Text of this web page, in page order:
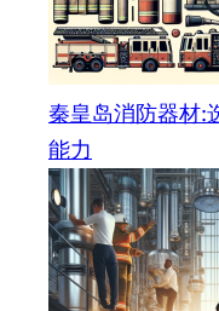
秦皇岛消防器材:
能力